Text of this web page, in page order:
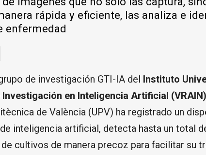
rápida y eficiente, las analiza e
enfermedad
de investigación GTI-IA del Instituto
en Inteligencia Artificial (VRAIN)
de València (UPV) ha registrado un
inteligencia artificial, detecta hasta un total
cultivos de manera precoz para facilitar su